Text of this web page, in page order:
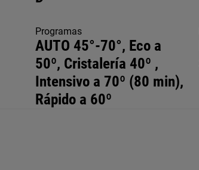
Programas
AUTO 45°-70°, Eco a
50º, Cristalería 40º ,
Intensivo a 70º (80 min),
Rápido a 60º